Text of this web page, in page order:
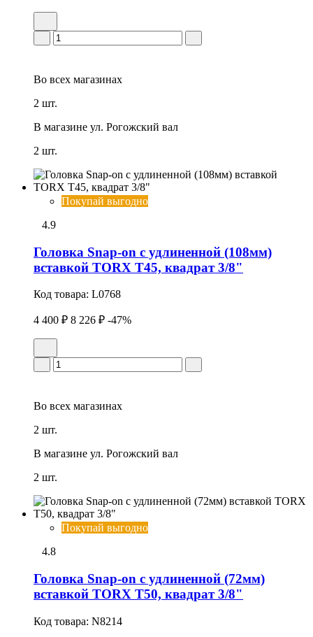
Во всех магазинах
2 шт.
В магазине ул. Рогожский вал
2 шт.
Покупай выгодно
4.9
Головка Snap-on с удлиненной (108мм)
вставкой TORX T45, квадрат 3/8"
Код товара: L0768
4 400 ₽ 8 226 ₽ -47%
Во всех магазинах
2 шт.
В магазине ул. Рогожский вал
2 шт.
Покупай выгодно
4.8
Головка Snap-on с удлиненной (72мм)
вставкой TORX T50, квадрат 3/8"
Код товара: N8214